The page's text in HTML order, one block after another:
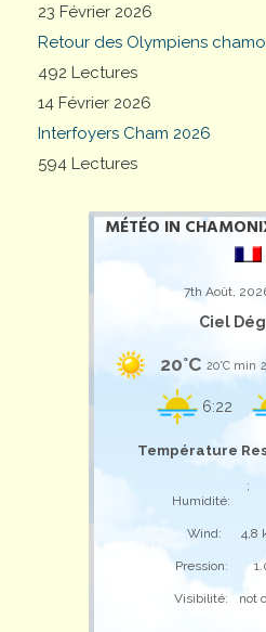
23 Février 2026
Retour des Olympiens
492 Lectures
14 Février 2026
Interfoyers Cham 2026
594 Lectures
MÉTÉO IN
7th Août,
Ciel
20°C 20°C min
6:22
Température
;
Humidité:
Wind: 4,8
Pression:
Visibilité: not